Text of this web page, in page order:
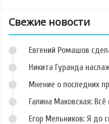
Свежие новости
Евгений Ромашов
Никита Гуранда
Мнение о последних
Галина Маковская:
Егор Мельников: Я до